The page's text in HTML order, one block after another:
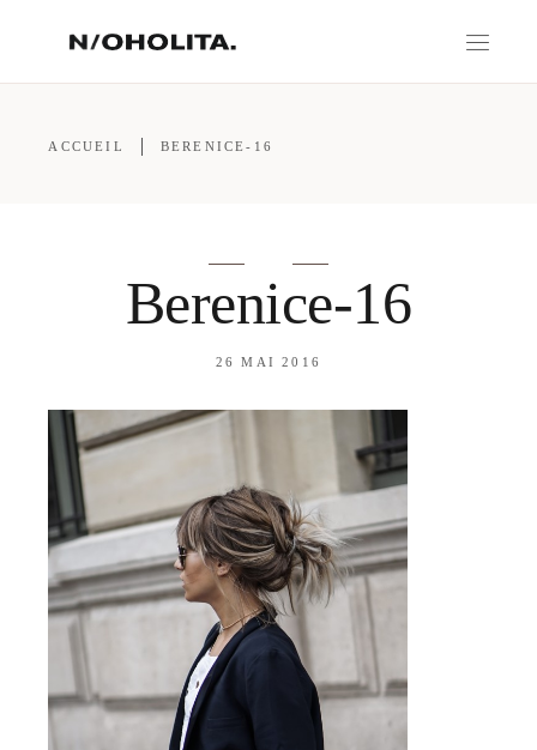
ACCUEIL BERENICE-16
Berenice-16
26 MAI 2016